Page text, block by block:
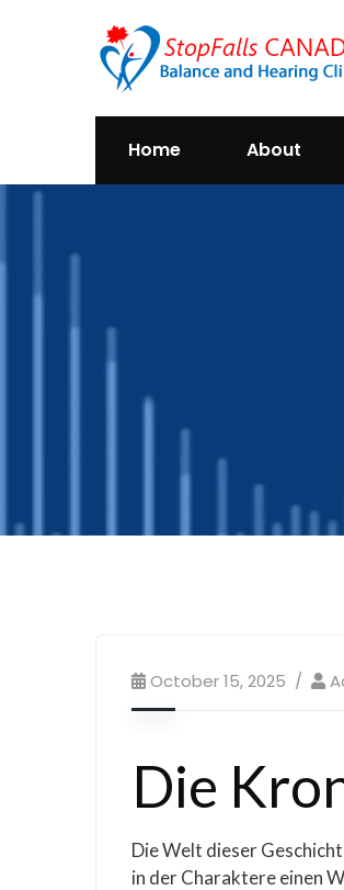
Home About
October 15, 2025
Die
Die Welt dieser
in der Charaktere einen